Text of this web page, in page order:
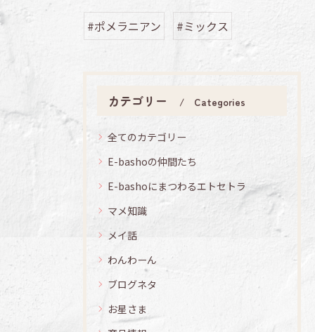
#ポメラニアン #ミックス
カテゴリー Categories
全てのカテゴリー
E-bashoの仲間たち
E-bashoにまつわるエトセトラ
マメ知識
メイ話
わんわーん
ブログネタ
お星さま